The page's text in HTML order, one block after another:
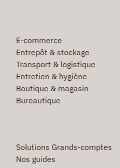
E-commerce
Entrepôt & stockage
Transport & logistique
Entretien & hygiène
Boutique & magasin
Bureautique
Solutions Grands-comptes
Nos guides